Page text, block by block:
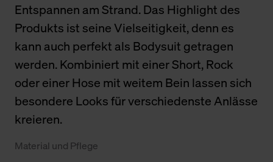
Entspannen am Strand. Das Highlight des
Produkts ist seine Vielseitigkeit, denn es
kann auch perfekt als Bodysuit getragen
werden. Kombiniert mit einer Short, Rock
oder einer Hose mit weitem Bein lassen sich
besondere Looks für verschiedenste Anlässe
kreieren.
Material und Pflege